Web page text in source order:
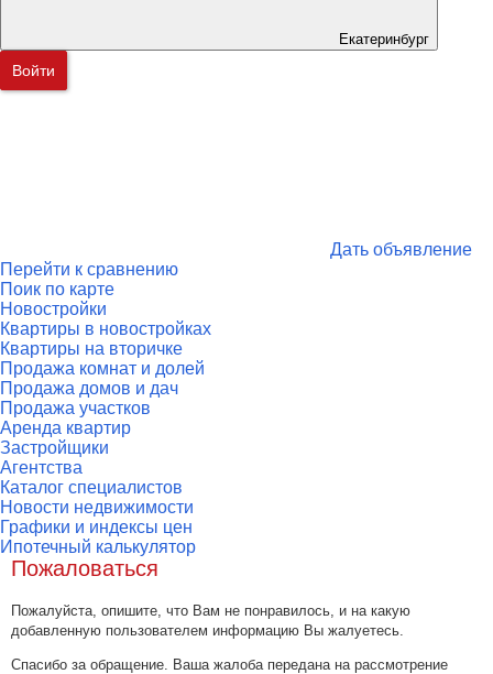
Екатеринбург
Войти
Дать объявление
Перейти к сравнению
Поик по карте
Новостройки
Квартиры в новостройках
Квартиры на вторичке
Продажа комнат и долей
Продажа домов и дач
Продажа участков
Аренда квартир
Застройщики
Агентства
Каталог специалистов
Новости недвижимости
Графики и индексы цен
Ипотечный калькулятор
Пожаловаться
Пожалуйста, опишите, что Вам не понравилось, и на какую
добавленную пользователем информацию Вы жалуетесь.
Спасибо за обращение. Ваша жалоба передана на рассмотрение